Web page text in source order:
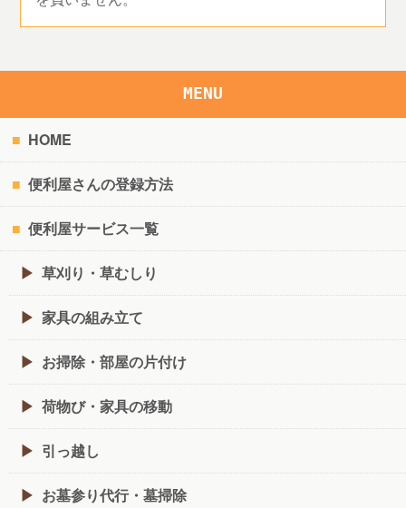
MENU
HOME
便利屋さんの登録方法
便利屋サービス一覧
草刈り・草むしり
家具の組み立て
お掃除・部屋の片付け
荷物び・家具の移動
引っ越し
お墓参り代行・墓掃除